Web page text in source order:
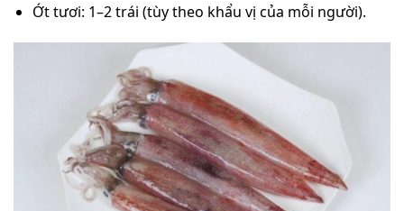
Ớt tươi: 1–2 trái (tùy theo khẩu vị của mỗi người).